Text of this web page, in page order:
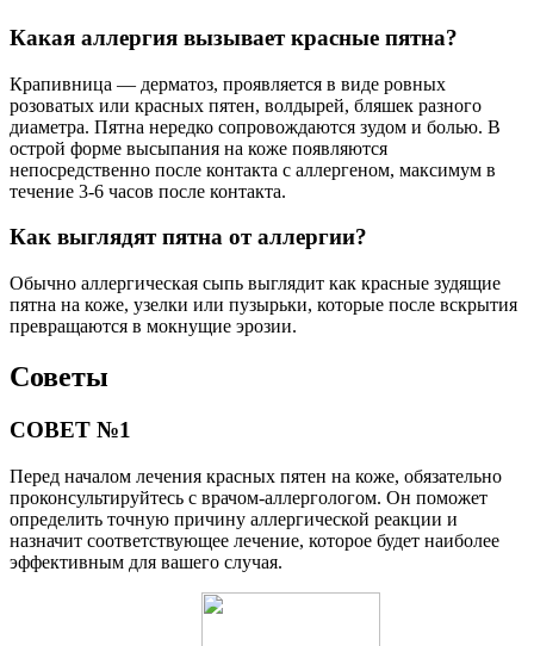
Какая аллергия вызывает красные пятна?
Крапивница — дерматоз, проявляется в виде ровных
розоватых или красных пятен, волдырей, бляшек разного
диаметра. Пятна нередко сопровождаются зудом и болью. В
острой форме высыпания на коже появляются
непосредственно после контакта с аллергеном, максимум в
течение 3-6 часов после контакта.
Как выглядят пятна от аллергии?
Обычно аллергическая сыпь выглядит как красные зудящие
пятна на коже, узелки или пузырьки, которые после вскрытия
превращаются в мокнущие эрозии.
Советы
СОВЕТ №1
Перед началом лечения красных пятен на коже, обязательно
проконсультируйтесь с врачом-аллергологом. Он поможет
определить точную причину аллергической реакции и
назначит соответствующее лечение, которое будет наиболее
эффективным для вашего случая.